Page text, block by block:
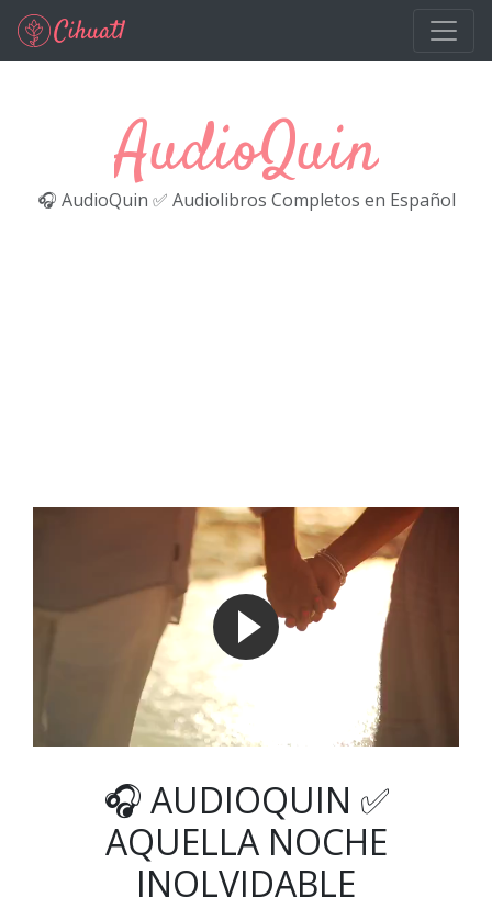
Ir al contenido principal
AudioQuin
🎧 AudioQuin ✅ Audiolibros Completos en Español
🎧 AUDIOQUIN ✅
AQUELLA NOCHE
INOLVIDABLE